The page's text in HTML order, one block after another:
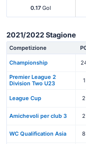
0.17 Gol
2021/2022 Stagione
Competizione
Championship
Premier League 2
Division Two U23
1
League Cup 2
Amichevoli per club 3 2
WC Qualification Asia 8